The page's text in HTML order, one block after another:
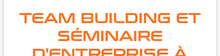
TEAM BUILDING ET
SÉMINAIRE